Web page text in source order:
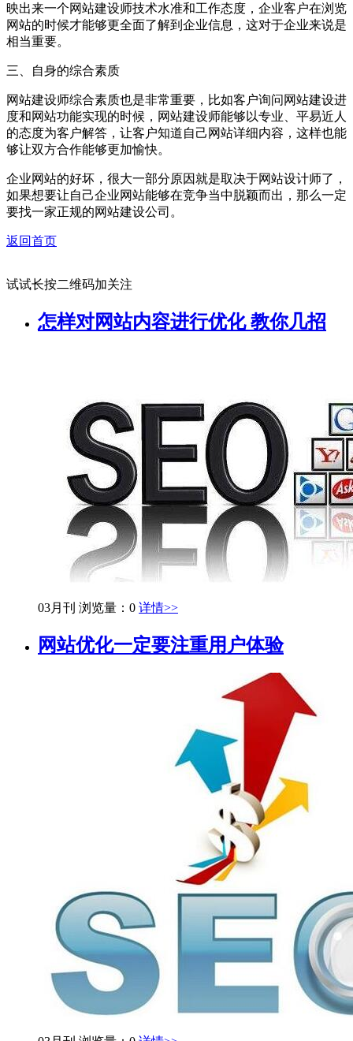
映出来一个网站建设师技术水准和工作态度，企业客户在浏览
网站的时候才能够更全面了解到企业信息，这对于企业来说是
相当重要。
三、自身的综合素质
网站建设师综合素质也是非常重要，比如客户询问网站建设进
度和网站功能实现的时候，网站建设师能够以专业、平易近人
的态度为客户解答，让客户知道自己网站详细内容，这样也能
够让双方合作能够更加愉快。
企业网站的好坏，很大一部分原因就是取决于网站设计师了，
如果想要让自己企业网站能够在竞争当中脱颖而出，那么一定
要找一家正规的网站建设公司。
返回首页
试试长按二维码加关注
怎样对网站内容进行优化 教你几招
03月刊 浏览量：0 详情>>
网站优化一定要注重用户体验